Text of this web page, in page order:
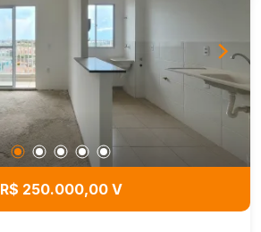
R$ 250.000,00 V